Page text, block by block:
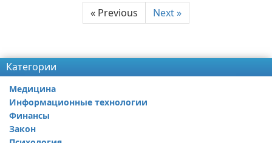
« Previous Next »
Категории
Медицина
Информационные технологии
Финансы
Закон